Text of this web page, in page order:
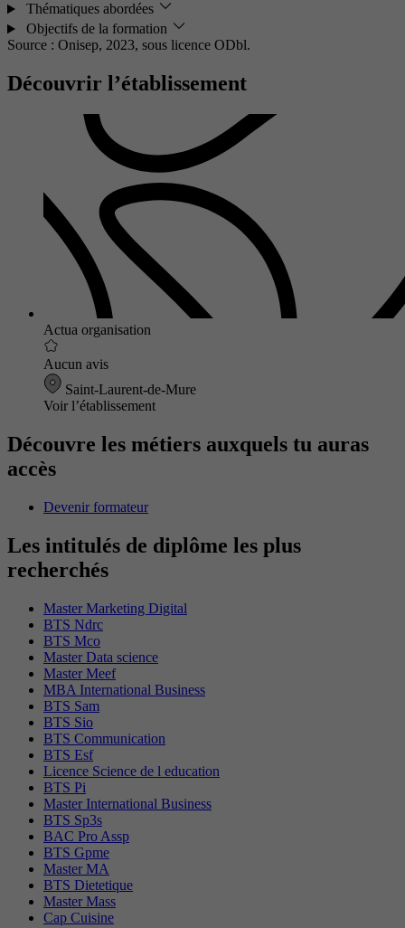
Thématiques abordées
Objectifs de la formation
Source : Onisep, 2023, sous licence ODbl.
Découvrir l’établissement
Actua organisation
Aucun avis
Saint-Laurent-de-Mure
Voir l’établissement
Découvre les métiers auxquels tu auras
accès
Devenir formateur
Les intitulés de diplôme les plus
recherchés
Master Marketing Digital
BTS Ndrc
BTS Mco
Master Data science
Master Meef
MBA International Business
BTS Sam
BTS Sio
BTS Communication
BTS Esf
Licence Science de l education
BTS Pi
Master International Business
BTS Sp3s
BAC Pro Assp
BTS Gpme
Master MA
BTS Dietetique
Master Mass
Cap Cuisine